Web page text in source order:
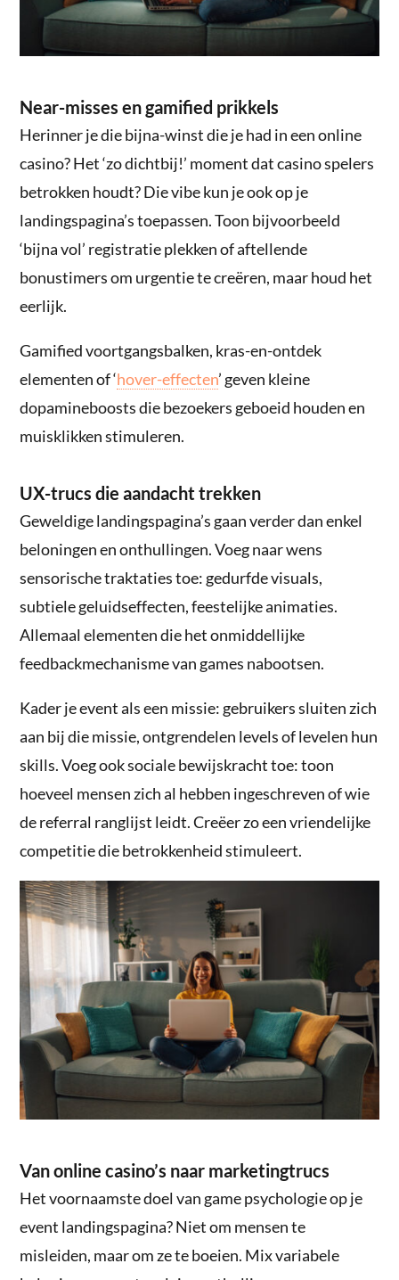
Near-misses en gamified prikkels
Herinner je die bijna-winst die je had in een online
casino? Het ‘zo dichtbij!’ moment dat casino spelers
betrokken houdt? Die vibe kun je ook op je
landingspagina’s toepassen. Toon bijvoorbeeld
‘bijna vol’ registratie plekken of aftellende
bonustimers om urgentie te creëren, maar houd het
eerlijk.
Gamified voortgangsbalken, kras-en-ontdek
elementen of ‘hover-effecten’ geven kleine
dopamineboosts die bezoekers geboeid houden en
muisklikken stimuleren.
UX-trucs die aandacht trekken
Geweldige landingspagina’s gaan verder dan enkel
beloningen en onthullingen. Voeg naar wens
sensorische traktaties toe: gedurfde visuals,
subtiele geluidseffecten, feestelijke animaties.
Allemaal elementen die het onmiddellijke
feedbackmechanisme van games nabootsen.
Kader je event als een missie: gebruikers sluiten zich
aan bij die missie, ontgrendelen levels of levelen hun
skills. Voeg ook sociale bewijskracht toe: toon
hoeveel mensen zich al hebben ingeschreven of wie
de referral ranglijst leidt. Creëer zo een vriendelijke
competitie die betrokkenheid stimuleert.
Van online casino’s naar marketingtrucs
Het voornaamste doel van game psychologie op je
event landingspagina? Niet om mensen te
misleiden, maar om ze te boeien. Mix variabele